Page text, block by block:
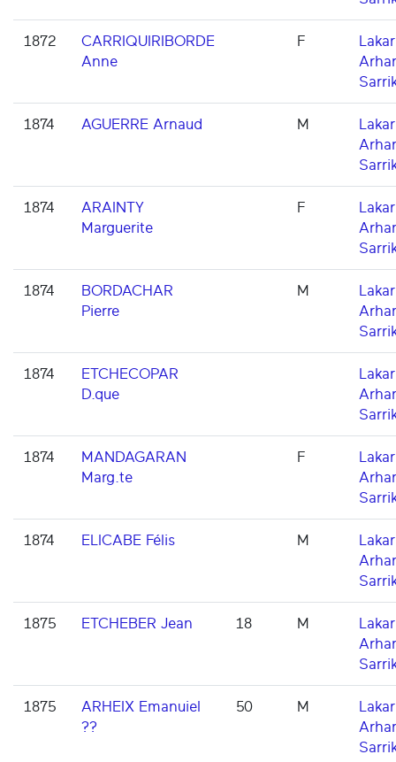
1872
CARRIQUIRIBORDE
Anne
F
1874 AGUERRE Arnaud M
1874
ARAINTY
Marguerite
F
1874
BORDACHAR
Pierre
M
1874
ETCHECOPAR
D.que
1874
MANDAGARAN
Marg.te
F
1874 ELICABE Félis M
1875 ETCHEBER Jean 18 M
1875
ARHEIX Emanuiel
??
50 M